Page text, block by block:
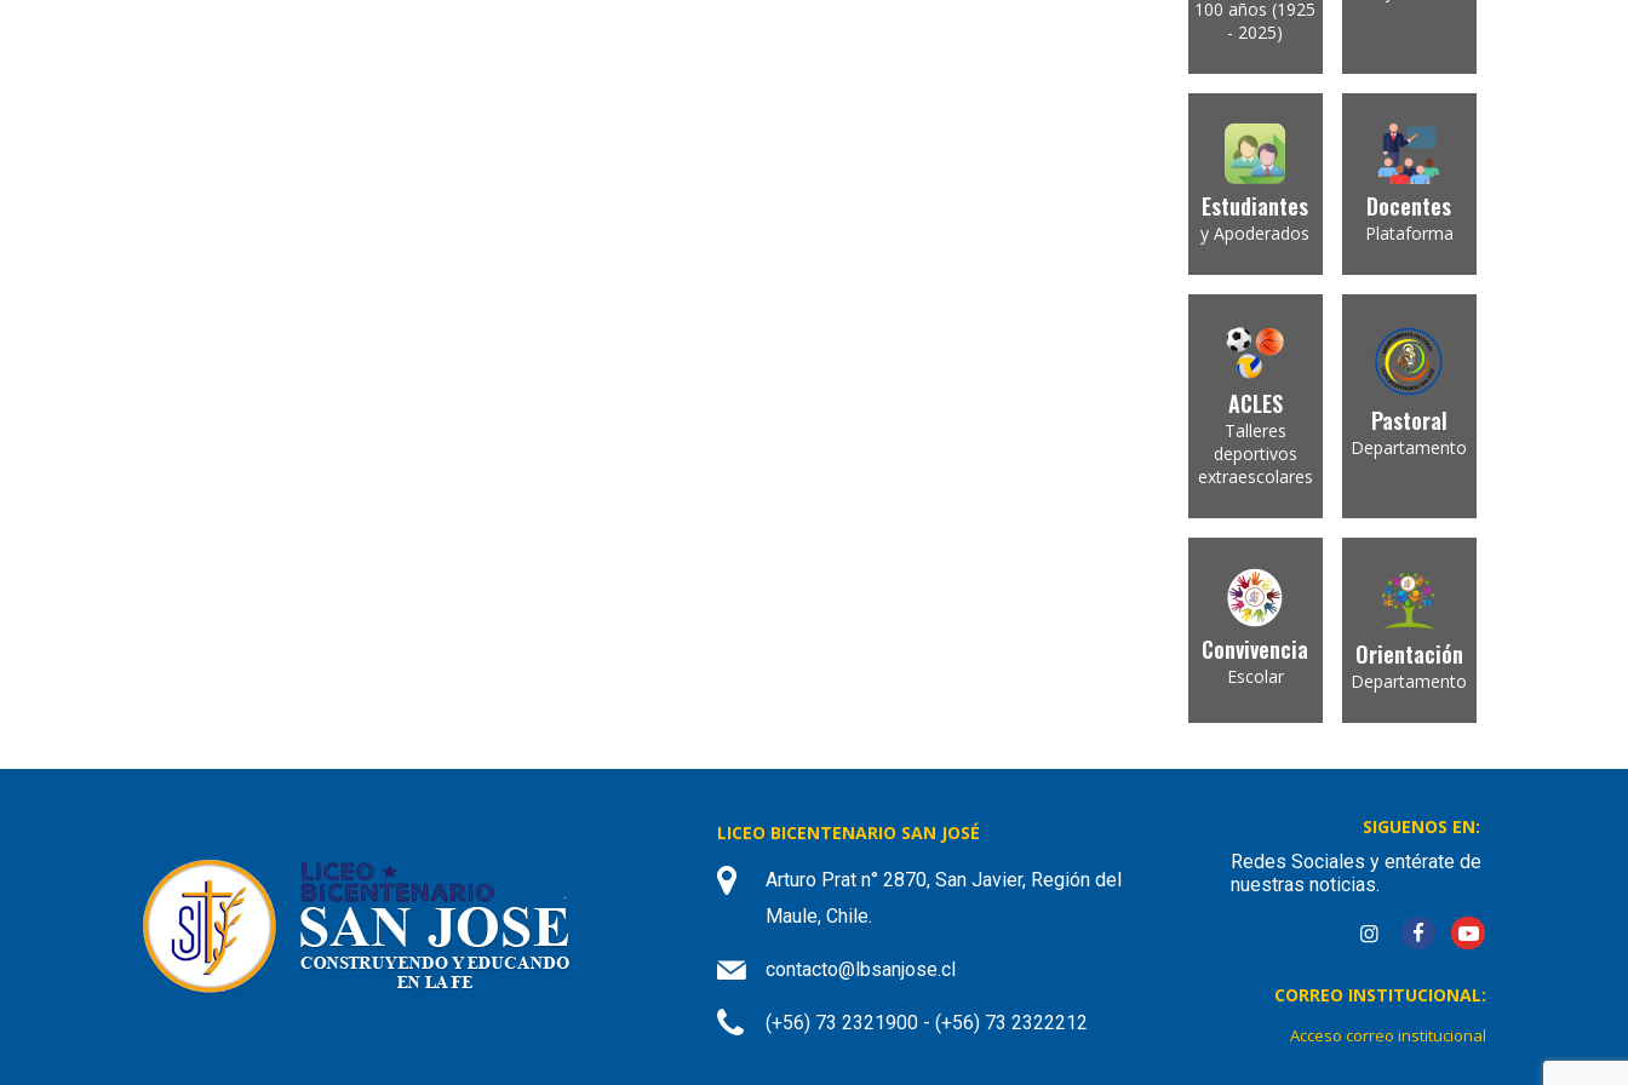
100 años (1925
- 2025)
Estudiantes
y Apoderados
Docentes
Plataforma
ACLES
Talleres
deportivos
extraescolares
Pastoral
Departamento
Convivencia
Escolar
Orientación
Departamento
LICEO BICENTENARIO SAN JOSÉ
Arturo Prat n° 2870, San Javier, Región del
Maule, Chile.
contacto@lbsanjose.cl
(+56) 73 2321900 - (+56) 73 2322212
SIGUENOS EN:
Redes Sociales y entérate de
nuestras noticias.
CORREO INSTITUCIONAL:
Acceso correo institucional